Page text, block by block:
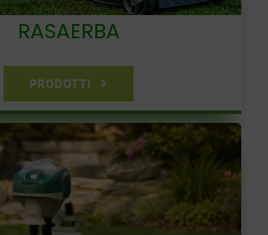
RASAERBA
PRODOTTI